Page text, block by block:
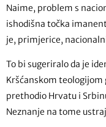
Naime, problem s
ishodišna točka
je, primjerice,
To bi sugeriralo da je
Kršćanskom teologijom
prethodio Hrvatu i
Neznanje na tome